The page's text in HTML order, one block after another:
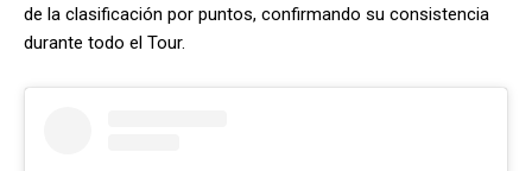
de la clasificación por puntos, confirmando su consistencia
durante todo el Tour.